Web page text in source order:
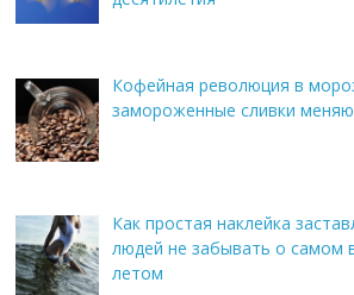
Кофейная революция в
замороженные сливки
Как простая наклейка
людей не забывать о самом
летом